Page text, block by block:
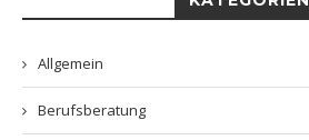
Allgemein
Berufsberatung